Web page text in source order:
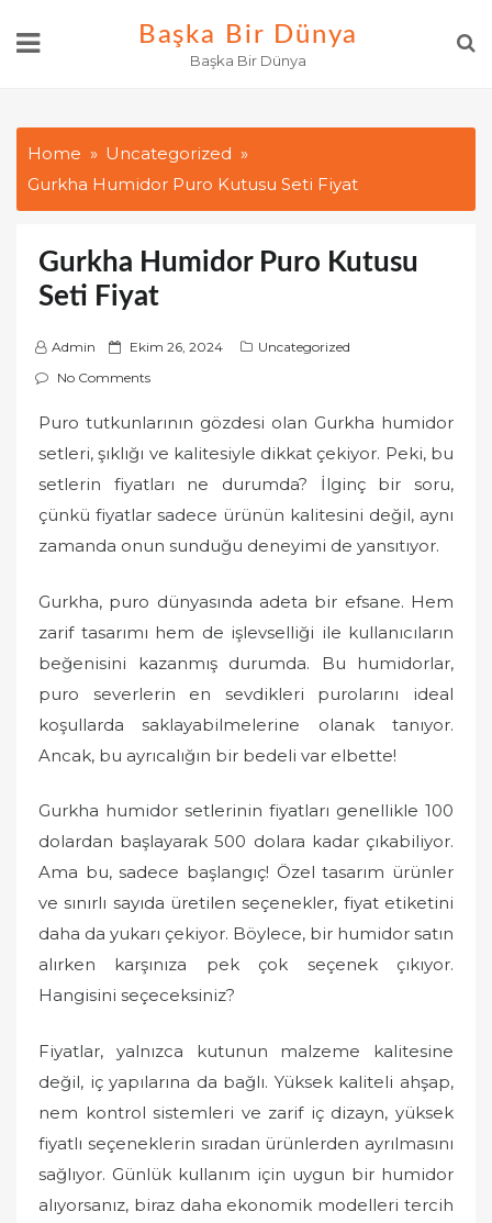
Başka Bir Dünya
Başka Bir Dünya
Home
Uncategorized
Gurkha Humidor Puro Kutusu Seti Fiyat
Gurkha Humidor Puro Kutusu
Seti Fiyat
Admin
P
o
t
e
d
Ekim 26, 2024
Uncategorized
No Comments
Puro tutkunlarının gözdesi olan Gurkha humidor
setleri, şıklığı ve kalitesiyle dikkat çekiyor. Peki, bu
setlerin fiyatları ne durumda? İlginç bir soru,
çünkü fiyatlar sadece ürünün kalitesini değil, aynı
zamanda onun sunduğu deneyimi de yansıtıyor.
Gurkha, puro dünyasında adeta bir efsane. Hem
zarif tasarımı hem de işlevselliği ile kullanıcıların
beğenisini kazanmış durumda. Bu humidorlar,
puro severlerin en sevdikleri purolarını ideal
koşullarda saklayabilmelerine olanak tanıyor.
Ancak, bu ayrıcalığın bir bedeli var elbette!
Gurkha humidor setlerinin fiyatları genellikle 100
dolardan başlayarak 500 dolara kadar çıkabiliyor.
Ama bu, sadece başlangıç! Özel tasarım ürünler
ve sınırlı sayıda üretilen seçenekler, fiyat etiketini
daha da yukarı çekiyor. Böylece, bir humidor satın
alırken karşınıza pek çok seçenek çıkıyor.
Hangisini seçeceksiniz?
Fiyatlar, yalnızca kutunun malzeme kalitesine
değil, iç yapılarına da bağlı. Yüksek kaliteli ahşap,
nem kontrol sistemleri ve zarif iç dizayn, yüksek
fiyatlı seçeneklerin sıradan ürünlerden ayrılmasını
sağlıyor. Günlük kullanım için uygun bir humidor
alıyorsanız, biraz daha ekonomik modelleri tercih